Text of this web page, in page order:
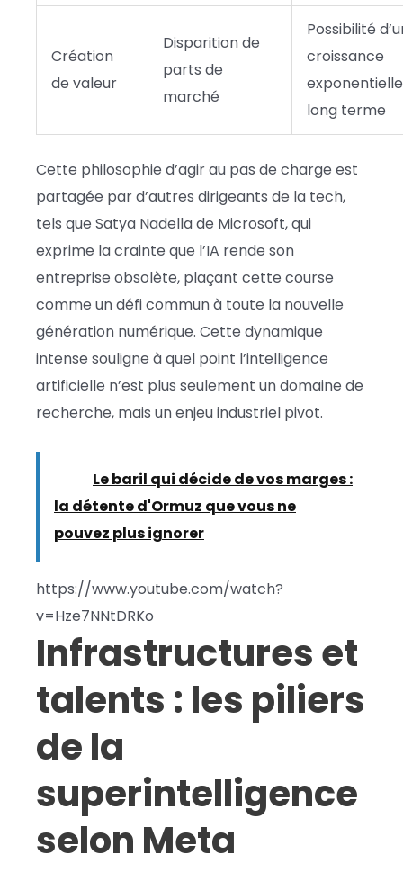
Création
de valeur
Disparition de
parts de
marché
Possibilité
croissance
long terme
Cette philosophie d’agir au pas de charge est
partagée par d’autres dirigeants de la tech,
tels que Satya Nadella de Microsoft, qui
exprime la crainte que l’IA rende son
entreprise obsolète, plaçant cette course
comme un défi commun à toute la nouvelle
génération numérique. Cette dynamique
intense souligne à quel point l’intelligence
artificielle n’est plus seulement un domaine de
recherche, mais un enjeu industriel pivot.
Le baril qui décide de vos marges :
la détente d'Ormuz que vous ne
pouvez plus ignorer
https://www.youtube.com/watch?
v=Hze7NNtDRKo
Infrastructures et
talents : les piliers
de la
superintelligence
selon Meta